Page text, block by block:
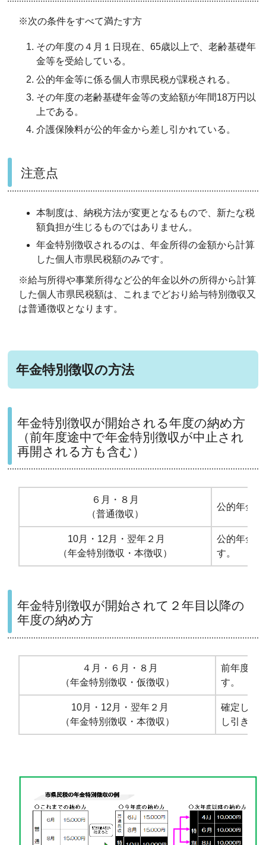
※次の条件をすべて満たす方
その年度の４月１日現在、65歳以上で、老齢基礎年
金等を受給している。
公的年金等に係る個人市県民税が課税される。
その年度の老齢基礎年金等の支給額が年間18万円以
上である。
介護保険料が公的年金から差し引かれている。
注意点
本制度は、納税方法が変更となるもので、新たな税
額負担が生じるものではありません。
年金特別徴収されるのは、年金所得の金額から計算
した個人市県民税額のみです。
※給与所得や事業所得など公的年金以外の所得から計算
した個人市県民税額は、これまでどおり給与特別徴収又
は普通徴収となります。
年金特別徴収の方法
年金特別徴収が開始される年度の納め方
（前年度途中で年金特別徴収が中止され
再開される方も含む）
６月・８月
（普通徴収）
公的年金
10月・12月・翌年２月
（年金特別徴収・本徴収）
公的年金
す。
年金特別徴収が開始されて２年目以降の
年度の納め方
４月・６月・８月
（年金特別徴収・仮徴収）
前年度の
す。
10月・12月・翌年２月
（年金特別徴収・本徴収）
確定した
し引き、